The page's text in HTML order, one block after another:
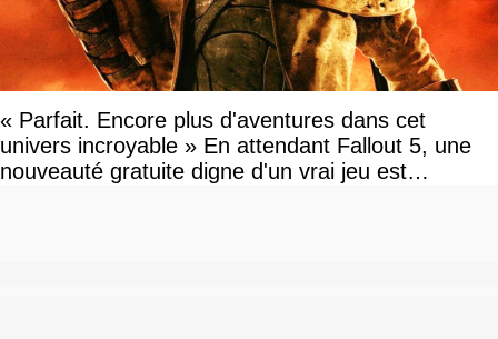
« Parfait. Encore plus d'aventures dans cet
univers incroyable » En attendant Fallout 5, une
nouveauté gratuite digne d'un vrai jeu est